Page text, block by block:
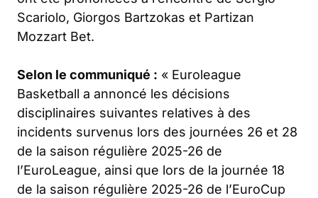
Scariolo, Giorgos Bartzokas et Partizan
Mozzart Bet.
Selon le communiqué : « Euroleague
Basketball a annoncé les décisions
disciplinaires suivantes relatives à des
incidents survenus lors des journées 26 et 28
de la saison régulière 2025-26 de
l’EuroLeague, ainsi que lors de la journée 18
de la saison régulière 2025-26 de l’EuroCup